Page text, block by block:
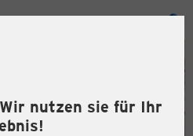
nutzen sie für Ihr